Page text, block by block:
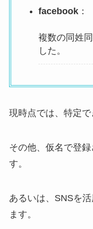
facebook：
複数の同姓
した。
現時点では、特定で
その他、仮名で登
す。
あるいは、SNSを
ます。